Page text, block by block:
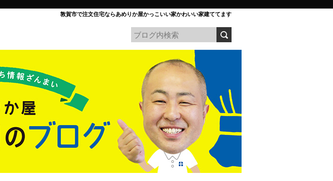
敦賀市で注文住宅ならあめりか屋かっこいい家かわいい家建ててます